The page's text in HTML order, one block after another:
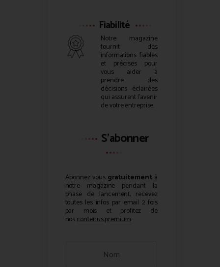
Fiabilité
Notre magazine
fournit des
informations fiables
et précises pour
vous aider à
prendre des
décisions éclairées
qui assurent l’avenir
de votre entreprise.
S'abonner
Abonnez vous gratuitementà
notre magazine pendant la
phase de lancement, recevez
toutes les infos par email 2 fois
par mois et profitez de
noscontenus premium.